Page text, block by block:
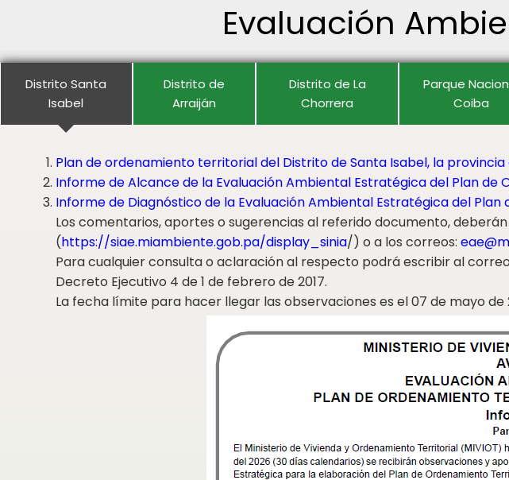
Evaluación
Distrito Santa
Isabel
Distrito de
Arraiján
Distrito de La
Chorrera
Parque
Coiba
Plan de ordenamiento territorial del Distrito de Santa Isabel, la provincia
Informe de Alcance de la Evaluación Ambiental Estratégica del Plan
Informe de Diagnóstico de la Evaluación Ambiental Estratégica del
Los comentarios, aportes o sugerencias al referido documento,
(https://siae.miambiente.gob.pa/display_sinia/) o a los correos:
Para cualquier consulta o aclaración al respecto podrá escribir al
Decreto Ejecutivo 4 de 1 de febrero de 2017.
La fecha límite para hacer llegar las observaciones es el 07 de mayo de